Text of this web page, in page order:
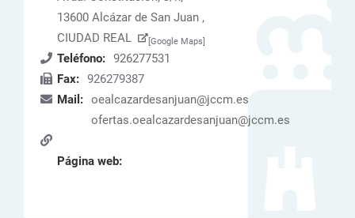
13600 Alcázar de San Juan ,
CIUDAD REAL
[Google Maps]
Teléfono: 926277531
Fax: 926279387
Mail: oealcazardesanjuan@jccm.es
ofertas.oealcazardesanjuan@jccm.es
Página web: